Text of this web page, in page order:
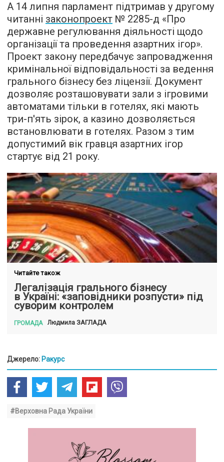
А 14 липня парламент підтримав у другому
читанні законопроект № 2285-д «Про
державне регулювання діяльності щодо
організації та проведення азартних ігор».
Проект закону передбачує запровадження
кримінальної відповідальності за ведення
грального бізнесу без ліцензії. Документ
дозволяє розташовувати зали з ігровими
автоматами тільки в готелях, які мають
три-п'ять зірок, а казино дозволяється
встановлювати в готелях. Разом з тим
допустимий вік гравця азартних ігор
стартує від 21 року.
Читайте також
Легалізація грального бізнесу
в Україні: «заповідники розпусти» під
суворим контролем
ГРОМАДА Людмила ЗАГЛАДА
Джерело: Ракурс
#Верховна Рада України